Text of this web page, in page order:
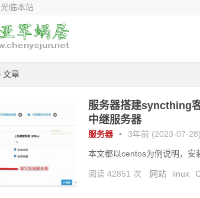
临本站
文章
服务器搭建syncthing
中继服务器
服务器 • 3年前 (2023-07-28)
本文都以centos为例说明，安
阅读 42851 次 网站 linux